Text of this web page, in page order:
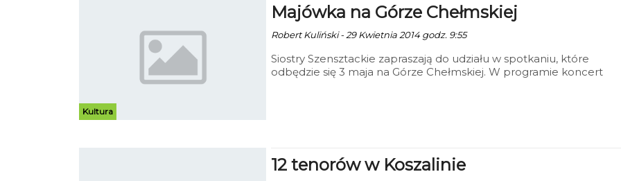
Kultura
Majówka na Górze Chełmskiej
Robert Kuliński - 29 Kwietnia 2014 godz. 9:55
Siostry Szensztackie zapraszają do udziału w spotkaniu, które
odbędzie się 3 maja na Górze Chełmskiej. W programie koncert
12 tenorów w Koszalinie